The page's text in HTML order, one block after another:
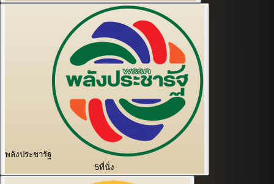
พลังประชารัฐ
5ที่นั่ง